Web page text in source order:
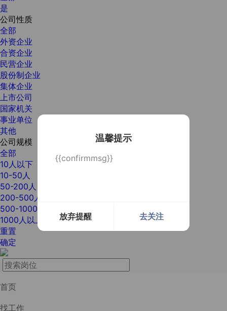
温馨提示
{{confirmmsg}}
放弃提醒 去关注
是
公司性质
全部
外资企业
合资企业
民营企业
股份制企业
集体企业
上市公司
国家机关
事业单位
其他
公司规模
全部
10人以下
10-50人
50-200人
200-500人
500-1000人
1000人以上
重置
确定
首页
找工作